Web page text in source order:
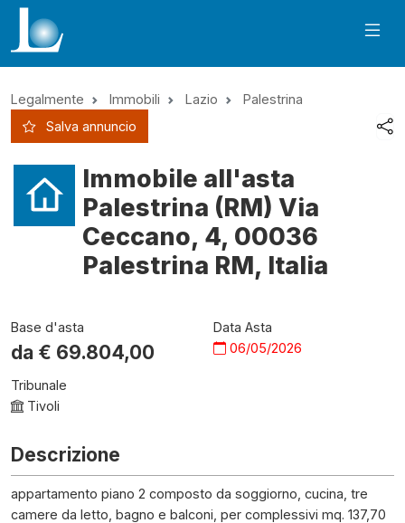
Legalmente Immobili Lazio
Palestrina
Salva annuncio
Immobile all'asta
Palestrina (RM) Via
Ceccano, 4, 00036
Palestrina RM, Italia
Base d'asta
da € 69.804,00
Data Asta
06/05/2026
Tribunale
Tivoli
Descrizione
appartamento piano 2 composto da soggiorno, cucina, tre
camere da letto, bagno e balconi, per complessivi mq. 137,70